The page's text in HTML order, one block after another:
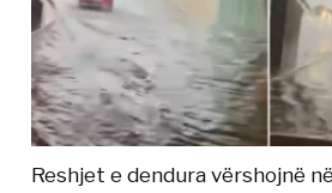
Reshjet e dendura vërshojnë